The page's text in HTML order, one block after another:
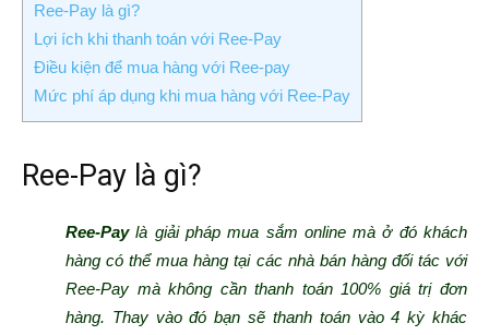
Ree-Pay là gì?
Lợi ích khi thanh toán với Ree-Pay
Điều kiện để mua hàng với Ree-pay
Mức phí áp dụng khi mua hàng với Ree-Pay
Ree-Pay là gì?
Ree-Paylà giải pháp mua sắm online mà ở đó khách
hàng có thể mua hàng tại các nhà bán hàng đối tác với
Ree-Pay mà không cần thanh toán 100% giá trị đơn
hàng. Thay vào đó bạn sẽ thanh toán vào 4 kỳ khác